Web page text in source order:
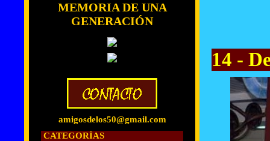
MEMORIA DE UNA
GENERACIÓN
amigosdelos50@gmail.com
CATEGORÍAS
14 -